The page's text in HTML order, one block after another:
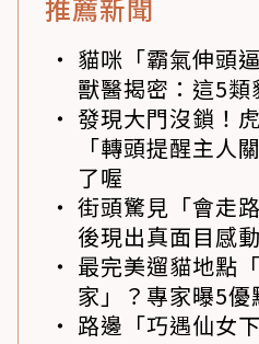
推薦新聞
貓咪「霸氣伸頭
獸醫揭密：這5
發現大門沒鎖！
「轉頭提醒主人
了喔
街頭驚見「會走
後現出真面目感
最完美遛貓地點
家」？專家曝5
路邊「巧遇仙女